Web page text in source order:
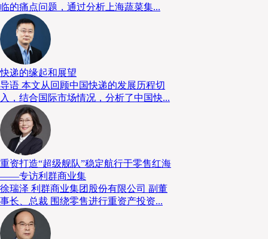
临的痛点问题，通过分析上海蔬菜集...
快递的缘起和展望
导语 本文从回顾中国快递的发展历程切
入，结合国际市场情况，分析了中国快...
重资打造“超级舰队”稳定航行于零售红海
——专访利群商业集
徐瑞泽 利群商业集团股份有限公司 副董
事长、总裁 围绕零售进行重资产投资...